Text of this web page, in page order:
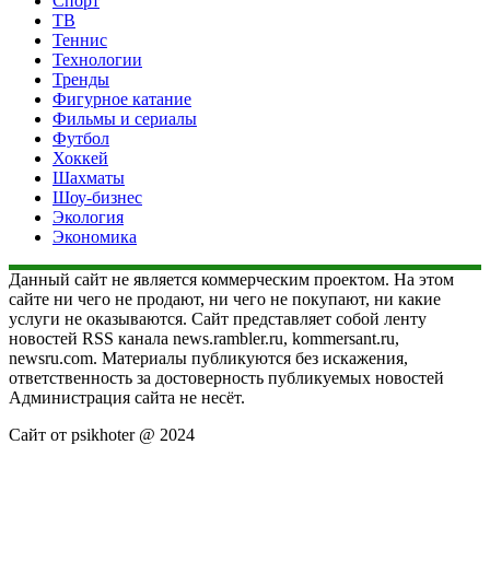
ТВ
Теннис
Технологии
Тренды
Фигурное катание
Фильмы и сериалы
Футбол
Хоккей
Шахматы
Шоу-бизнес
Экология
Экономика
Данный сайт не является коммерческим проектом. На этом
сайте ни чего не продают, ни чего не покупают, ни какие
услуги не оказываются. Сайт представляет собой ленту
новостей RSS канала news.rambler.ru, kommersant.ru,
newsru.com. Материалы публикуются без искажения,
ответственность за достоверность публикуемых новостей
Администрация сайта не несёт.
Сайт от psikhoter @ 2024